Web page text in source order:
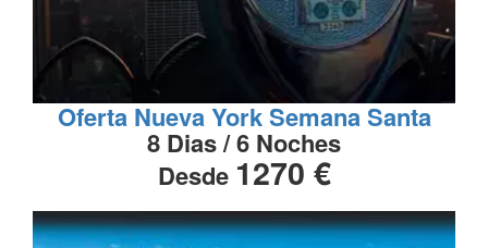
Oferta Nueva York Semana Santa
8 Dias / 6 Noches
Desde 1270 €